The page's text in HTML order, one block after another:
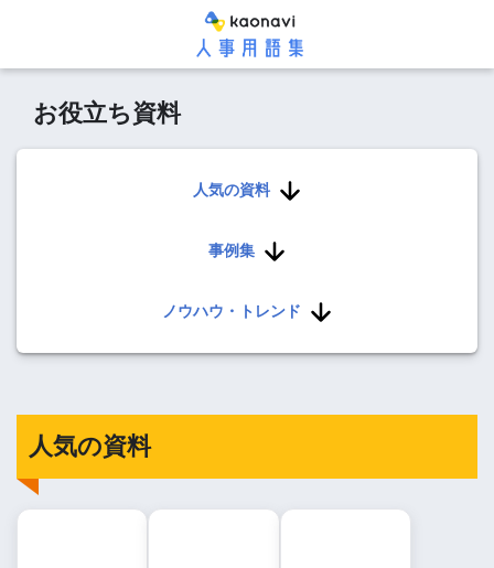
お役立ち資料
人気の資料
事例集
ノウハウ・トレンド
人気の資料